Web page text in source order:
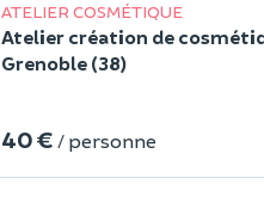
ATELIER COSMÉTIQUE
Atelier création de
Grenoble (38)
40 € / personne